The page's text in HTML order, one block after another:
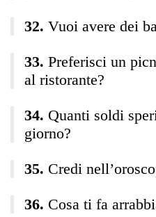
Vuoi avere dei
Preferisci un
al ristorante?
Quanti soldi
giorno?
Credi
Cosa ti fa